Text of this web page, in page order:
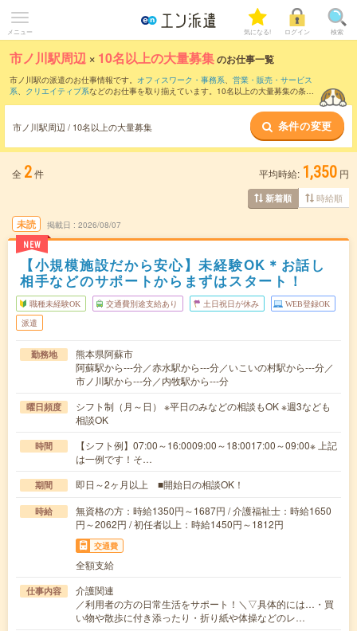
メニュー 気になる! ログイン 検索
市ノ川駅周辺 × 10名以上の大量募集のお仕事一覧
市ノ川駅の派遣のお仕事情報です。 オフィスワーク・事務系、 営業・販売・サービス
系、 クリエイティブ系などのお仕事を取り揃えています。10名以上の大量募集の条件
市ノ川駅周辺 / 10名以上の大量募集 条件の変更
全 2件 平均時給: 1,350 円
新着順 時給順
未読
NEW
掲載日 2026/08/07
【小規模施設だから安心】未経験OK＊お話し
相手などのサポートからまずはスタート！
職種未経験OK 交通費別途支給あり 土日祝日が休み WEB登録OK
派遣
勤務地
熊本県阿蘇市
阿蘇駅から---分／赤水駅から---分／いこいの村駅から---分／
市ノ川駅から---分／内牧駅から---分
曜日頻度
シフト制（月～日） ※平日のみなどの相談もOK ※週3なども
相談OK
時間
【シフト例】07:00～16:0009:00～18:0017:00～09:00※ 上記
は一例です！そ…
期間 即日～2ヶ月以上 ■開始日の相談OK！
時給
無資格の方：時給1350円～1687円 / 介護福祉士：時給1650
円～2062円 / 初任者以上：時給1450円～1812円
交通費
全額支給
仕事内容
介護関連
／利用者の方の日常生活をサポート！＼▽具体的には…・買
い物や散歩に付き添ったり・折り紙や体操などのレ…